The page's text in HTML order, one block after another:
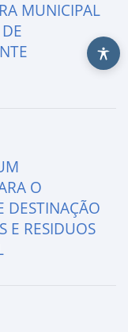
MUNICIPAL
O
DESTINAÇÃO
E RESIDUOS